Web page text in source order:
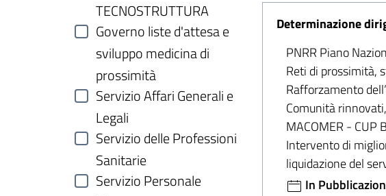
TECNOSTRUTTURA
Governo liste d'attesa e
sviluppo medicina di
prossimità
Servizio Affari Generali e
Legali
Servizio delle Professioni
Sanitarie
Servizio Personale
Determinazione
PNRR Piano
Reti di prossimità,
Rafforzamento
Comunità
MACOMER - CUP
Intervento di
liquidazione del
In